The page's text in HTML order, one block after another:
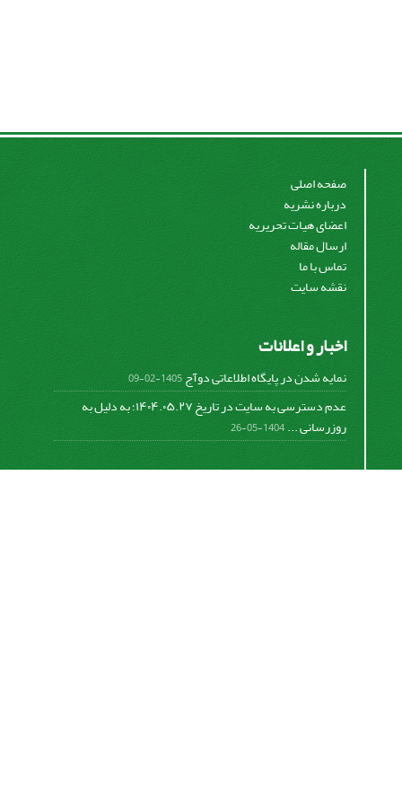
صفحه اصلی
درباره نشریه
اعضای هیات تحریریه
ارسال مقاله
تماس با ما
نقشه سایت
اخبار و اعلانات
نمایه شدن در پایگاه اطلاعاتی دوآج1405-02-09
عدم دسترسی به سایت در تاریخ ۱۴۰۴.۰۵.۲۷؛ به دلیل به
روزرسانی ...1404-05-26